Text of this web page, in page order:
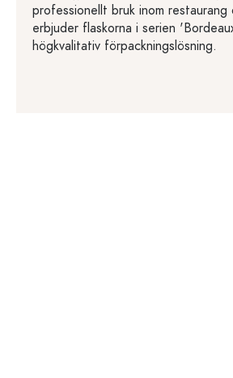
professionellt bruk inom restaurang
erbjuder flaskorna i serien
högkvalitativ förpackningslösning.